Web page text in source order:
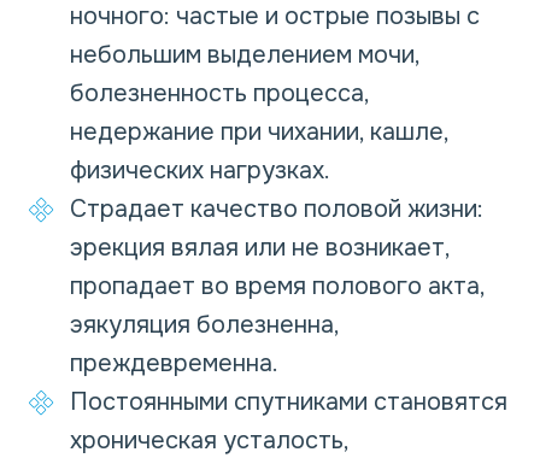
ночного: частые и острые позывы с
небольшим выделением мочи,
болезненность процесса,
недержание при чихании, кашле,
физических нагрузках.
Страдает качество половой жизни:
эрекция вялая или не возникает,
пропадает во время полового акта,
эякуляция болезненна,
преждевременна.
Постоянными спутниками становятся
хроническая усталость,